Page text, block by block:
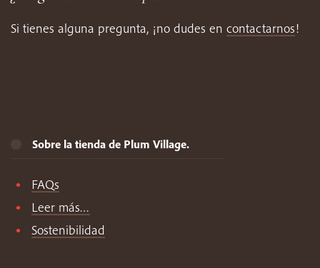
Si tienes alguna pregunta, ¡no dudes en contactarnos!
Sobre la tienda de Plum Village.
FAQs
Leer más…
Sostenibilidad